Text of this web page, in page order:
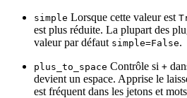
simple Lorsque cette valeur est
est plus réduite. La plupart des
valeur par défaut simple=False.
plus_to_space Contrôle si +
devient un espace. Apprise le
est fréquent dans les jetons et